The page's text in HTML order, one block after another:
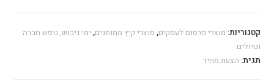
קטגוריות: מוצרי פרסום לעסקים, מוצרי קיץ ממותגים, ימי גיבוש, נופש חברה
וטיולים
תגית: הצעת מחיר